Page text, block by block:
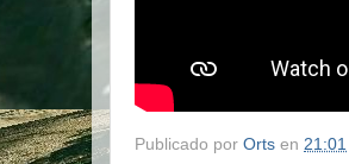
Publicado por Orts en 21:01